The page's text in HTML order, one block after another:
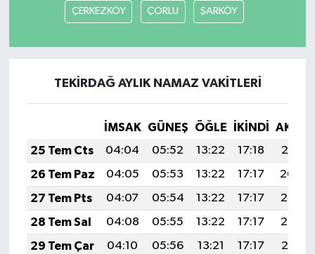
ÇERKEZKÖY ÇORLU ŞARKÖY
TEKİRDAĞ AYLIK NAMAZ VAKITLERI
İMSAK GÜNEŞ ÖĞLE İKINDI
25 Tem Cts
04:04 05:52 13:22 17:18
20:41
26 Tem Paz
04:05 05:53 13:22 17:17
20:40
27 Tem Pts
04:07 05:54 13:22 17:17
20:39
28 Tem Sal
04:08 05:55 13:22 17:17
20:38
29 Tem Çar
04:10 05:56 13:21 17:17
20:37